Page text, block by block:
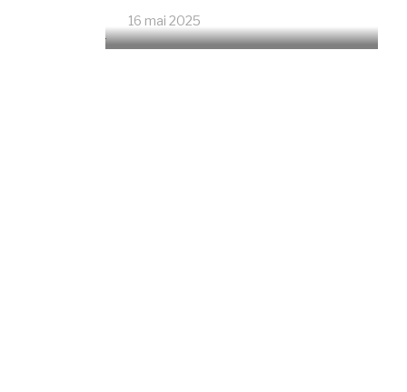
16 mai 2025